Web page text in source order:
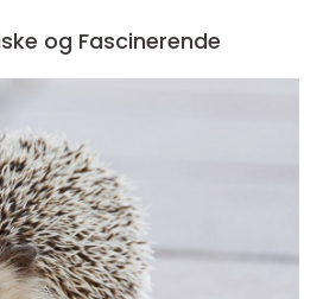
og Fascinerende